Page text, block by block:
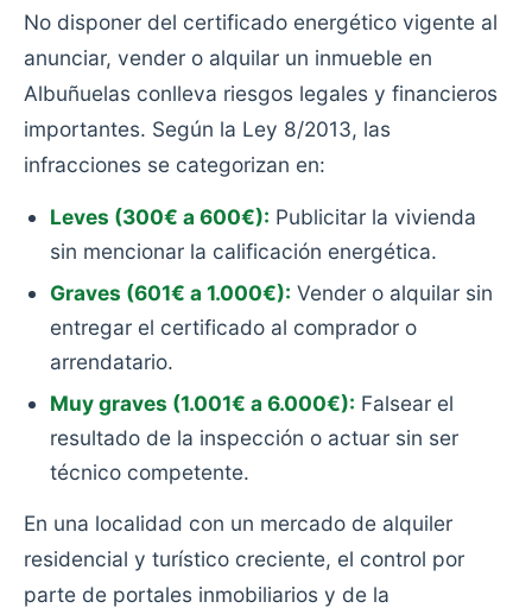
No disponer del certificado energético vigente al
anunciar, vender o alquilar un inmueble en
Albuñuelas conlleva riesgos legales y financieros
importantes. Según la Ley 8/2013, las
infracciones se categorizan en:
Leves (300€ a 600€): Publicitar la vivienda
sin mencionar la calificación energética.
Graves (601€ a 1.000€): Vender o alquilar sin
entregar el certificado al comprador o
arrendatario.
Muy graves (1.001€ a 6.000€): Falsear el
resultado de la inspección o actuar sin ser
técnico competente.
En una localidad con un mercado de alquiler
residencial y turístico creciente, el control por
parte de portales inmobiliarios y de la